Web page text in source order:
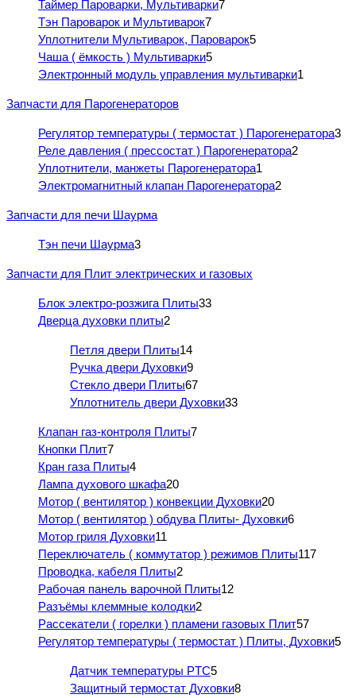
Таймер Пароварки, Мультиварки7
Тэн Пароварок и Мультиварок7
Уплотнители Мультиварок, Пароварок5
Чаша ( ёмкость ) Мультиварки5
Электронный модуль управления мультиварки1
Запчасти для Парогенераторов
Регулятор температуры ( термостат ) Парогенератора3
Реле давления ( прессостат ) Парогенератора2
Уплотнители, манжеты Парогенератора1
Электромагнитный клапан Парогенератора2
Запчасти для печи Шаурма
Тэн печи Шаурма3
Запчасти для Плит электрических и газовых
Блок электро-розжига Плиты33
Дверца духовки плиты2
Петля двери Плиты14
Ручка двери Духовки9
Стекло двери Плиты67
Уплотнитель двери Духовки33
Клапан газ-контроля Плиты7
Кнопки Плит7
Кран газа Плиты4
Лампа духового шкафа20
Мотор ( вентилятор ) конвекции Духовки20
Мотор ( вентилятор ) обдува Плиты- Духовки6
Мотор гриля Духовки11
Переключатель ( коммутатор ) режимов Плиты117
Проводка, кабеля Плиты2
Рабочая панель варочной Плиты12
Разъёмы клеммные колодки2
Рассекатели ( горелки ) пламени газовых Плит57
Регулятор температуры ( термостат ) Плиты, Духовки5
Датчик температуры PTC5
Защитный термостат Духовки8